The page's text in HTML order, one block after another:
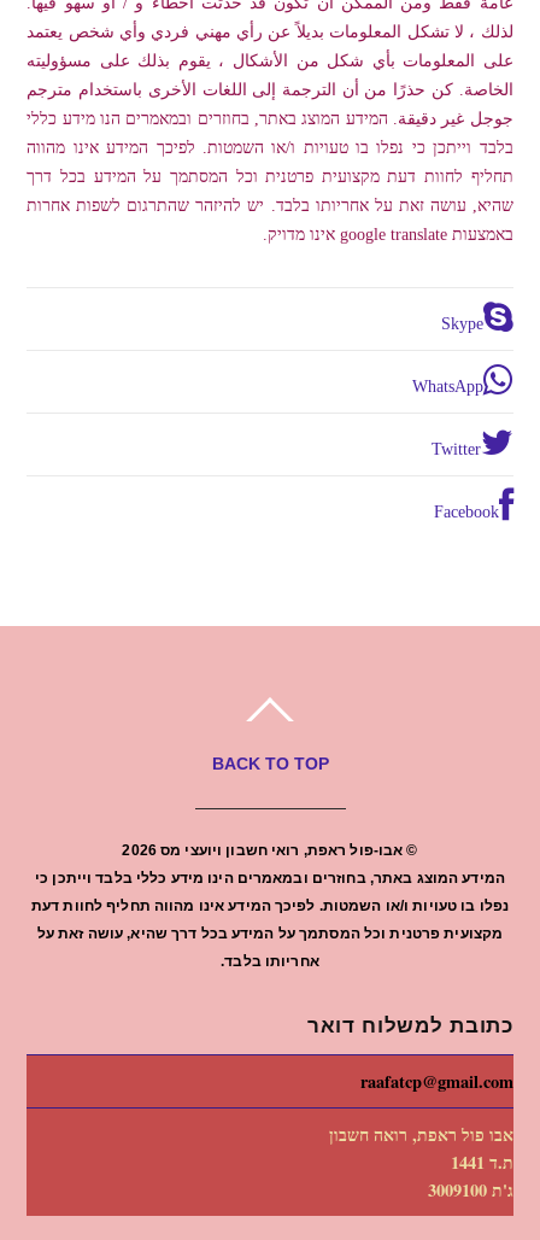
لذلك ، لا تشكل المعلومات بديلاً عن رأي مهني فردي وأي شخص يعتمد
على المعلومات بأي شكل من الأشكال ، يقوم بذلك على مسؤوليته
الخاصة. كن حذرًا من أن الترجمة إلى اللغات الأخرى باستخدام مترجم
جوجل غير دقيقة. המידע המוצג באתר, בחוזרים ובמאמרים הנו מידע כללי
בלבד וייתכן כי נפלו בו טעויות ו/או השמטות. לפיכך המידע אינו מהווה
תחליף לחוות דעת מקצועית פרטנית וכל המסתמך על המידע בכל דרך
שהיא, עושה זאת על אחריותו בלבד. יש להיזהר שהתרגום לשפות אחרות
באמצעות google translate אינו מדויק.
Skype
WhatsApp
Twitter
Facebook
BACK TO TOP
© אבו-פול ראפת, רואי חשבון ויועצי מס2026
המידע המוצג באתר, בחוזרים ובמאמרים הינו מידע כללי בלבד וייתכן כי
נפלו בו טעויות ו/או השמטות. לפיכך המידע אינו מהווה תחליף לחוות דעת
מקצועית פרטנית וכל המסתמך על המידע בכל דרך שהיא, עושה זאת על
אחריותו בלבד.
כתובת למשלוח דואר
raafatcp@gmail.com
אבו פול ראפת, רואה חשבון
ת.ד 1441
ג'ת 3009100